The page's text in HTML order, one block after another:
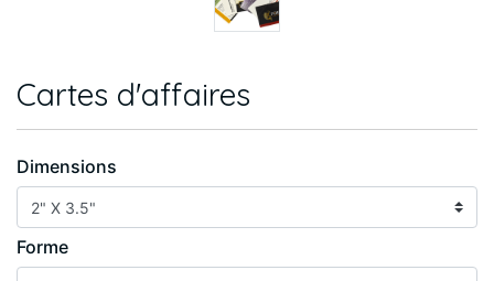
Cartes d'affaires
Dimensions
Forme